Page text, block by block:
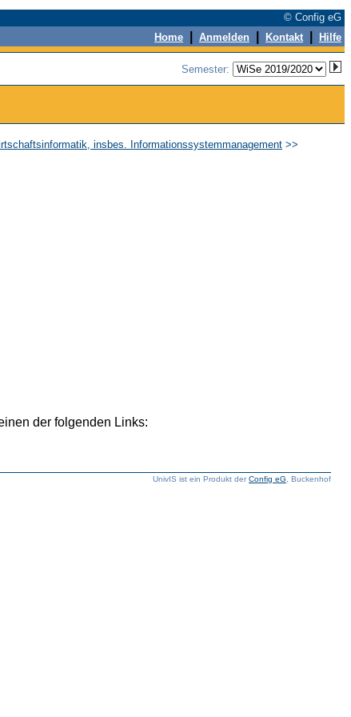
© Config eG
Home Anmelden Kontakt Hilfe
Semester:
insbes. Informationssystemmanagement >>
der folgenden Links:
UnivIS ist ein Produkt derConfig eG , Buckenhof